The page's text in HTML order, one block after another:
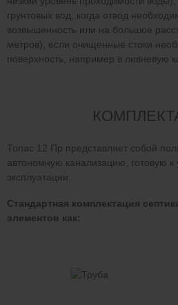
грунтовых вод, когда отвод
возвышенность или на большое
метров), если очищенные стоки
поверхность, например в ливневую
Топас 12 Пр представляет собой
автономную канализацию, готовую к
эксплуатации.
Стандартная комплектация
элементов как: